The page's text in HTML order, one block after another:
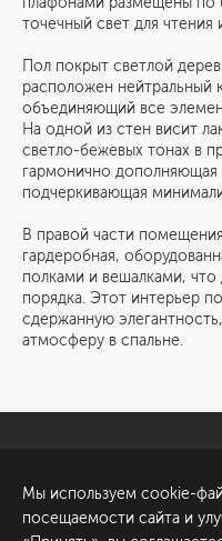
точечный свет для
Пол покрыт светлой
расположен нейтральный
объединяющий все
На одной из стен висит
светло-бежевых тонах в
гармонично
подчеркивающая
В правой части
гардеробная,
полками и вешалками,
порядка. Этот интерьер
сдержанную
атмосферу в спальне.
ул. Академика
к1
Мы используем cookie-
посещаемости сайта и